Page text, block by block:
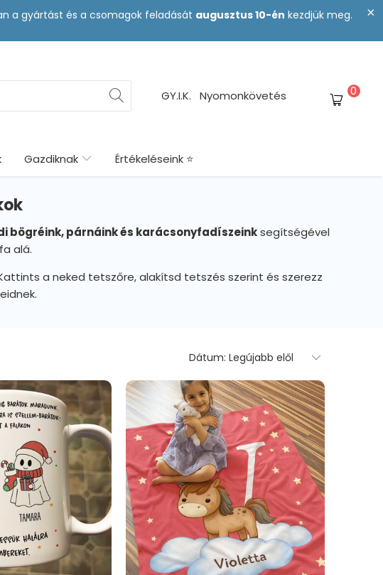
a gyártást és a csomagok feladását augusztus 10-én kezdjük meg.
GY.I.K. Nyomonkövetés 0
Gazdiknak Értékeléseink ⭐
bögréink, párnáink és karácsonyfadíszeinksegítségével
alá.
a neked tetszőre, alakítsd tetszés szerint és szerezz